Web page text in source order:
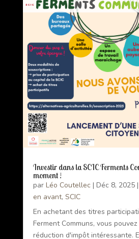
Investir dans la SCIC Ferments
moment !
par Léo Coutellec | Déc 8, 2025|
en avant, SCIC
En achetant des titres
Ferment Communs, vous
réduction d'impôt intéressante.